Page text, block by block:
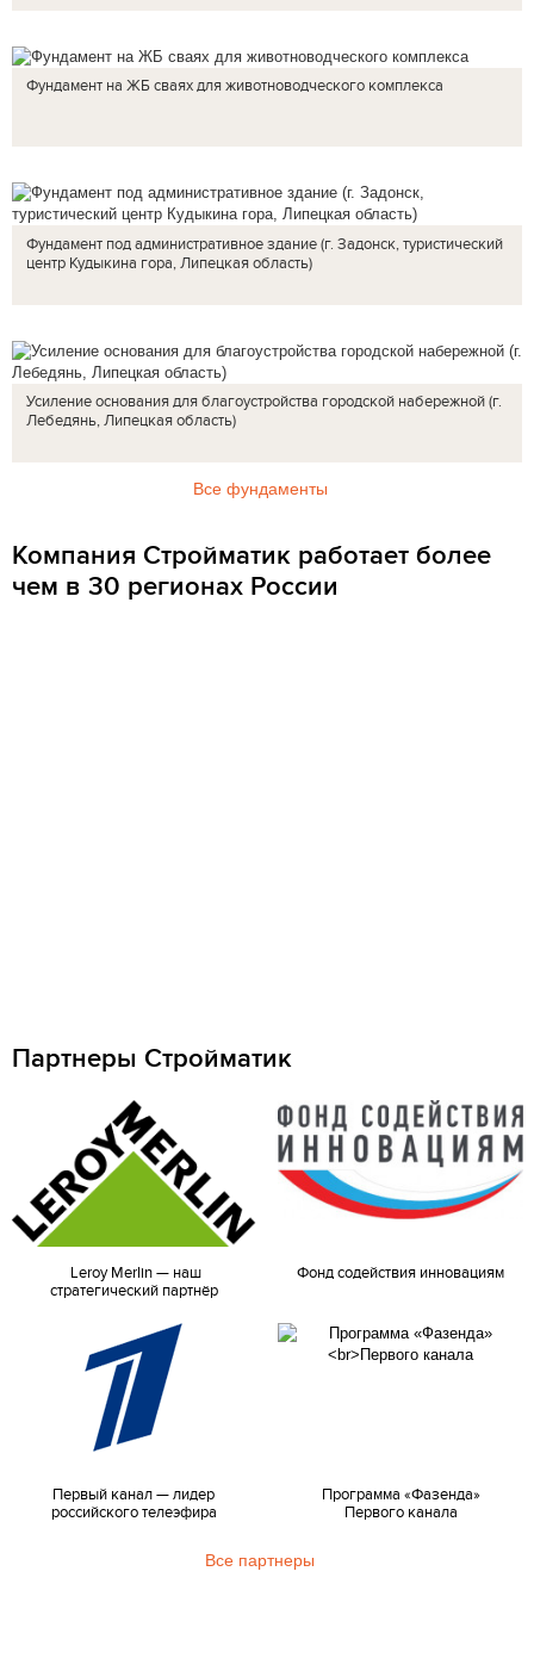
Фундамент на ЖБ сваях для животноводческого комплекса
Фундамент под административное здание (г. Задонск, туристический
центр Кудыкина гора, Липецкая область)
Усиление основания для благоустройства городской набережной (г.
Лебедянь, Липецкая область)
Все фундаменты
Компания Стройматик работает более
чем в 30 регионах России
Партнеры Стройматик
Leroy Merlin — наш
стратегический партнёр
Фонд содействия инновациям
Первый канал — лидер
российского телеэфира
Программа «Фазенда»
Первого канала
Все партнеры